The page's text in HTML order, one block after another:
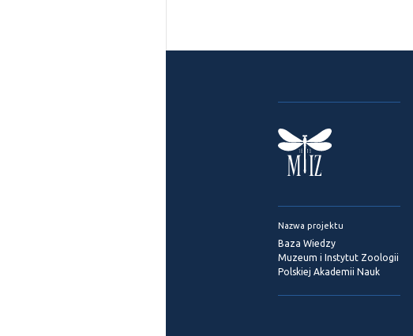
Nazwa projektu
Baza Wiedzy
Muzeum i Instytut Zoologii
Polskiej Akademii Nauk